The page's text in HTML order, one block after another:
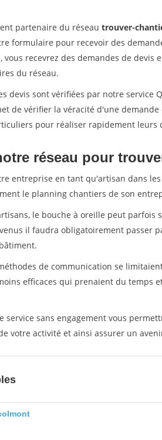
partenaire du réseau trouver-
formulaire pour recevoir des
vous recevrez des demandes de
du réseau.
devis sont vérifiées par notre service
de vérifier la véracité d'une
pour réaliser rapidement leurs
réseau pour
entreprise en tant qu'artisan dans
le planning chantiers de son
le bouche à oreille peut
il faudra obligatoirement passer
de communication se
efficaces qui prenaient du temps
service sans engagement vous
votre activité et ainsi assurer un